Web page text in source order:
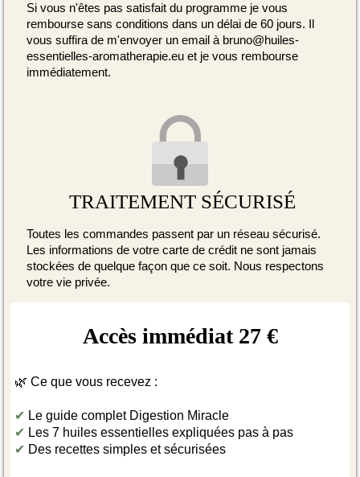
Si vous n'êtes pas satisfait du programme je vous
rembourse sans conditions dans un délai de 60 jours. Il
vous suffira de m'envoyer un email à bruno@huiles-
essentielles-aromatherapie.eu et je vous rembourse
immédiatement.
TRAITEMENT SÉCURISÉ
Toutes les commandes passent par un réseau sécurisé.
Les informations de votre carte de crédit ne sont jamais
stockées de quelque façon que ce soit. Nous respectons
votre vie privée.
Accès immédiat 27 €
🌿 Ce que vous recevez :
✔ Le guide complet Digestion Miracle
✔ Les 7 huiles essentielles expliquées pas à pas
✔ Des recettes simples et sécurisées